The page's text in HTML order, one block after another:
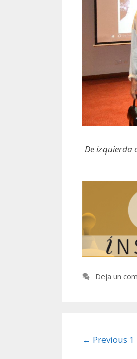
De izquierda
Deja un
Post
← Previous 1